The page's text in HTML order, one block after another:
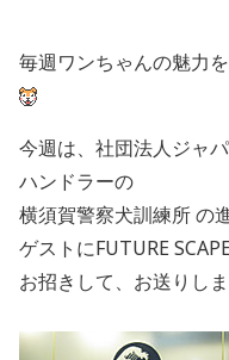
毎週ワンちゃんの魅力
今週は、社団法人ジャ
ハンドラーの
横須賀警察犬訓練所 の
ゲストにFUTURE
お招きして、お送りしま